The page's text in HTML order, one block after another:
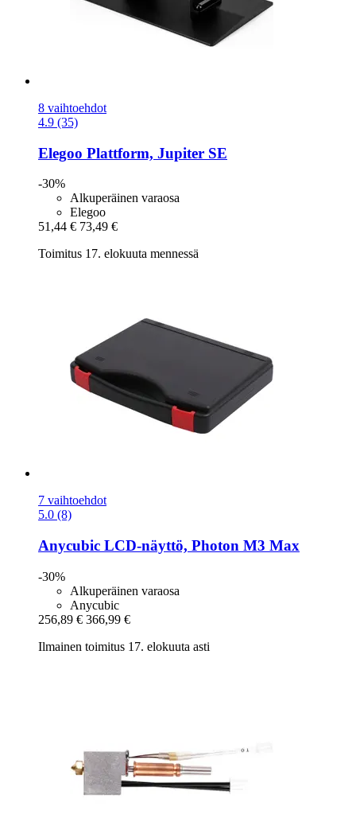
8 vaihtoehdot
4.9 (35)
Elegoo Plattform, Jupiter SE
-30%
Alkuperäinen varaosa
Elegoo
51,44 € 73,49 €
Toimitus 17. elokuuta mennessä
7 vaihtoehdot
5.0 (8)
Anycubic LCD-​näyttö, Photon M3 Max
-30%
Alkuperäinen varaosa
Anycubic
256,89 € 366,99 €
Ilmainen toimitus 17. elokuuta asti